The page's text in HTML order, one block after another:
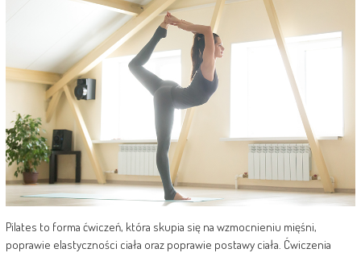
Pilates to forma ćwiczeń, która skupia się na wzmocnieniu mięśni,
poprawie elastyczności ciała oraz poprawie postawy ciała. Ćwiczenia